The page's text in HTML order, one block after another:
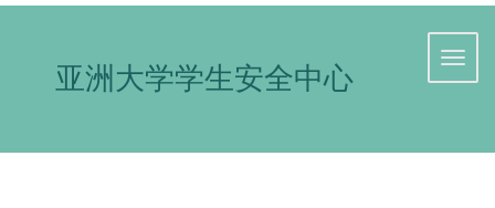
亚洲大学学生安全中心